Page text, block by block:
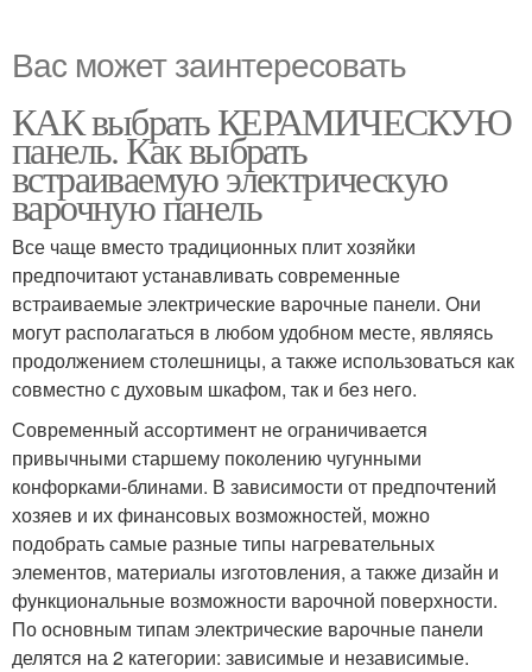
Вас может заинтересовать
КАК выбрать КЕРАМИЧЕСКУЮ
панель. Как выбрать
встраиваемую электрическую
варочную панель
Все чаще вместо традиционных плит хозяйки
предпочитают устанавливать современные
встраиваемые электрические варочные панели. Они
могут располагаться в любом удобном месте, являясь
продолжением столешницы, а также использоваться как
совместно с духовым шкафом, так и без него.
Современный ассортимент не ограничивается
привычными старшему поколению чугунными
конфорками-блинами. В зависимости от предпочтений
хозяев и их финансовых возможностей, можно
подобрать самые разные типы нагревательных
элементов, материалы изготовления, а также дизайн и
функциональные возможности варочной поверхности.
По основным типам электрические варочные панели
делятся на 2 категории: зависимые и независимые.